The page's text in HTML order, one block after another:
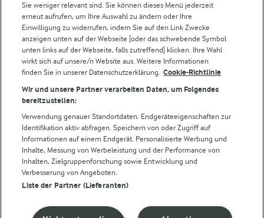
Lurpak
Arla Pro
Für unsere Landwirt:innen
Folge uns!
Cookie Wahl wieder öffnen
Sie weniger relevant sind. Sie können dieses Menü jederzeit
erneut aufrufen, um Ihre Auswahl zu ändern oder Ihre
Einwilligung zu widerrufen, indem Sie auf den Link Zwecke
anzeigen unten auf der Webseite [oder das schwebende Symbol
unten links auf der Webseite, falls zutreffend] klicken. Ihre Wahl
wirkt sich auf unsere/n Website aus. Weitere Informationen
finden Sie in unserer Datenschutzerklärung. Cookie-Richtlinie
Wir und unsere Partner verarbeiten Daten, um Folgendes
bereitzustellen:
Verwendung genauer Standortdaten. Endgeräteeigenschaften zur
Identifikation aktiv abfragen. Speichern von oder Zugriff auf
Informationen auf einem Endgerät. Personalisierte Werbung und
Inhalte, Messung von Werbeleistung und der Performance von
Inhalten, Zielgruppenforschung sowie Entwicklung und
Verbesserung von Angeboten.
Liste der Partner (Lieferanten)